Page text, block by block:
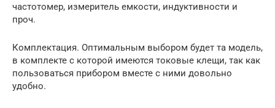
частотомер, измеритель емкости, индуктивности и
проч.
Комплектация. Оптимальным выбором будет та модель,
в комплекте с которой имеются токовые клещи, так как
пользоваться прибором вместе с ними довольно
удобно.